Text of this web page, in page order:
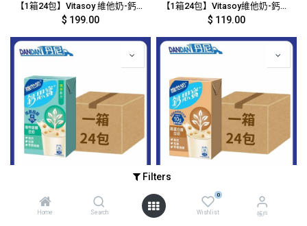
Filters
Home Search
0
Wishlist 帳戶
【1箱24包】Vitasoy 維他奶-鈣思寶高鈣原味豆奶 (250mL)｜3799
$ 199.00
【1箱24包】Vitasoy維他奶-鈣思寶大豆燕麥奶 (250mL)｜7510
$ 119.00
119.00 $119.00